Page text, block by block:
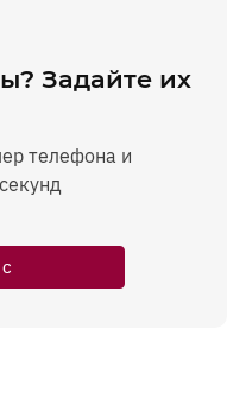
Задайте их
телефона и